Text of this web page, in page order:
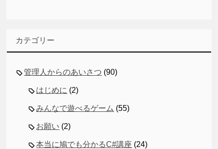
カテゴリー
管理人からのあいさつ (90)
はじめに (2)
みんなで遊べるゲーム (55)
お願い (2)
本当に鳩でも分かるC#講座 (24)